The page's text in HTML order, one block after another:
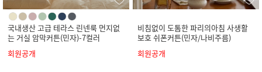
국내생산 고급 테라스 린넨룩 먼지없
는 거실 암막커튼(민자)-7컬러
회원공개
비침없이 도톰한 파리의아침 사생활
보호 쉬폰커튼(민자/나비주름)
회원공개